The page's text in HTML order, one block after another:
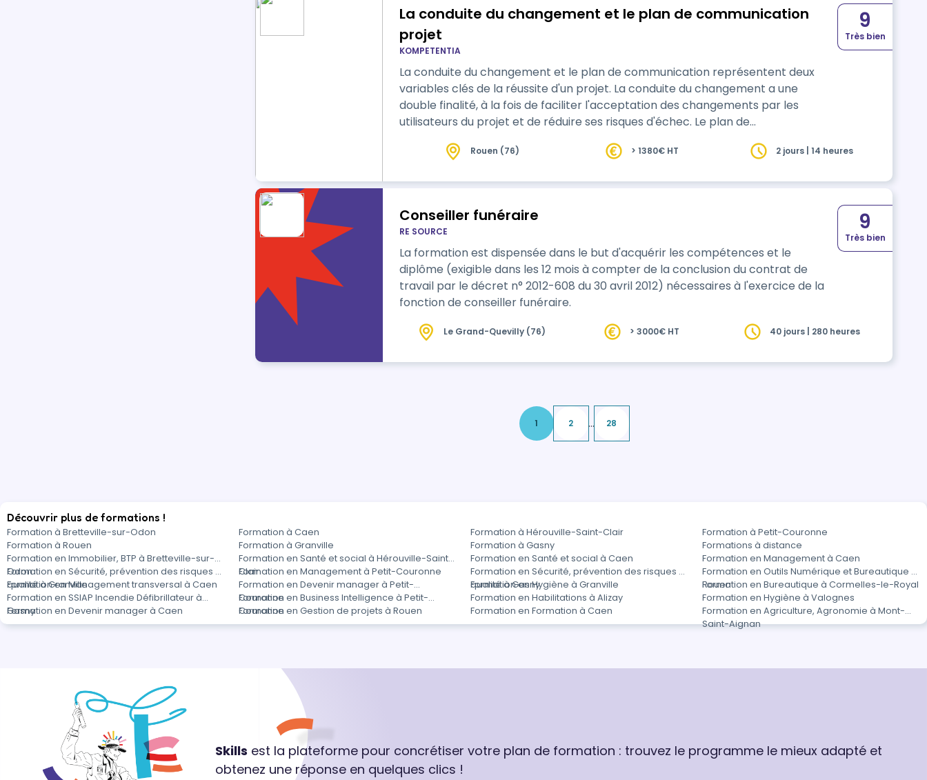
La conduite du changement et le plan de communication
projet
KOMPETENTIA
La conduite du changement et le plan de communication représentent deux
variables clés de la réussite d'un projet. La conduite du changement a une
double finalité, à la fois de faciliter l'acceptation des changements par les
utilisateurs du projet et de réduire ses risques d'échec. Le plan de
permet d'assurer la diffusion des informations auprès des parties prenantes et
9
Très bien
Rouen (76) > 1380€ HT 2 jours | 14 heures
Conseiller funéraire
RE SOURCE
La formation est dispensée dans le but d'acquérir les compétences et le
diplôme (exigible dans les 12 mois à compter de la conclusion du contrat de
travail par le décret n° 2012-608 du 30 avril 2012) nécessaires à l'exercice de la
fonction de conseiller funéraire.
9
Très bien
Le Grand-Quevilly (76) > 3000€ HT 40 jours | 280 heures
1 2 ... 28
Découvrir plus de formations !
Formation à Bretteville-sur-Odon Formation à Caen Formation à Hérouville-Saint-Clair
Formation à Petit-Couronne
Formation à Rouen
Formation à Granville Formation à Gasny
Formations à distance
Formation en Immobilier, BTP à Bretteville-sur-
Odon
Formation en Santé et social à Hérouville-Saint-
Clair
Formation en Santé et social à Caen
Formation en Management à Caen
Formation en Sécurité, prévention des risques et
qualité à Granville
Formation en Management à Petit-Couronne
Formation en Sécurité, prévention des risques et
qualité à Gasny
Formation en Outils Numérique et Bureautique à
Rouen
Formation en Management transversal à Caen
Formation en Devenir manager à Petit-
Couronne
Formation en Hygiène à Granville
Formation en Bureautique à Cormelles-le-Royal
Formation en SSIAP Incendie Défibrillateur à
Gasny
Formation en Business Intelligence à Petit-
Couronne
Formation en Habilitations à Alizay
Formation en Hygiène à Valognes
Formation en Devenir manager à Caen
Formation en Gestion de projets à Rouen Formation en Formation à Caen
Formation en Agriculture, Agronomie à Mont-
Saint-Aignan
Skills est la plateforme pour concrétiser votre plan de formation : trouvez le programme le mieux adapté et
obtenez une réponse en quelques clics !